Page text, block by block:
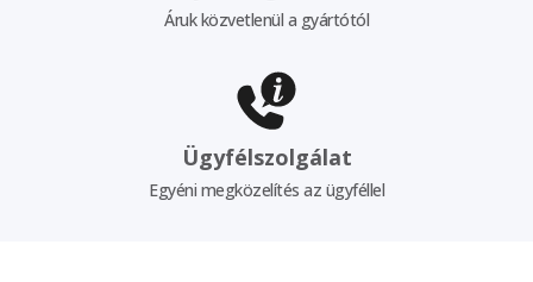
Áruk közvetlenül a gyártótól
Ügyfélszolgálat
Egyéni megközelítés az ügyféllel